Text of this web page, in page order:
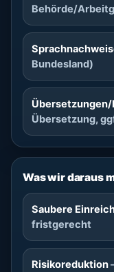
Behörde/
Bundesland)
Übersetzung,
Was wir daraus
Saubere
fristgerecht
Risikoreduktion